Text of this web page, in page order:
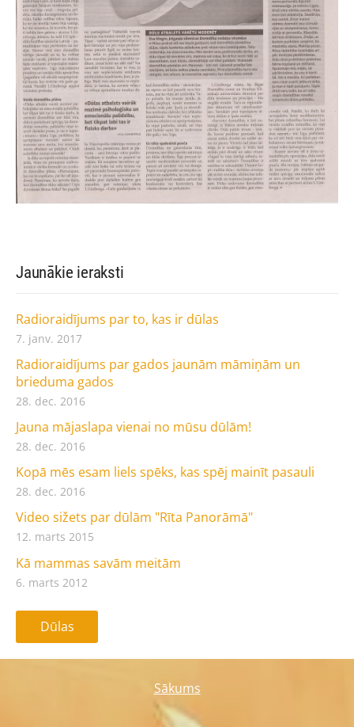
Jaunākie ieraksti
Radioraidījums par to, kas ir dūlas
7. janv. 2017
Radioraidījums par gados jaunām māmiņām un
brieduma gados
28. dec. 2016
Jauna mājaslapa vienai no mūsu dūlām!
28. dec. 2016
Kopā mēs esam liels spēks, kas spēj mainīt pasauli
28. dec. 2016
Video sižets par dūlām "Rīta Panorāmā"
12. marts 2015
Kā mammas savām meitām
6. marts 2012
Dūlas
Sākums